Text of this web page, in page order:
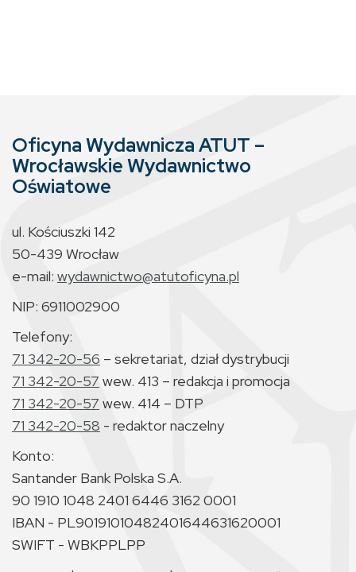
Oficyna Wydawnicza ATUT –
Wrocławskie Wydawnictwo
Oświatowe
ul. Kościuszki 142
50-439 Wrocław
e-mail: wydawnictwo@atutoficyna.pl
NIP: 6911002900
Telefony:
71 342-20-56 – sekretariat, dział dystrybucji
71 342-20-57 wew. 413 – redakcja i promocja
71 342-20-57 wew. 414 – DTP
71 342-20-58 - redaktor naczelny
Konto:
Santander Bank Polska S.A.
90 1910 1048 2401 6446 3162 0001
IBAN - PL90191010482401644631620001
SWIFT - WBKPPLPP